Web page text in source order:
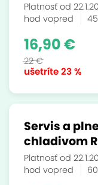
Platnosť od
hod vopred
ušetríte23 %
16,90 €
22 €
Servis a
chladivom
Platnosť od
hod vopred